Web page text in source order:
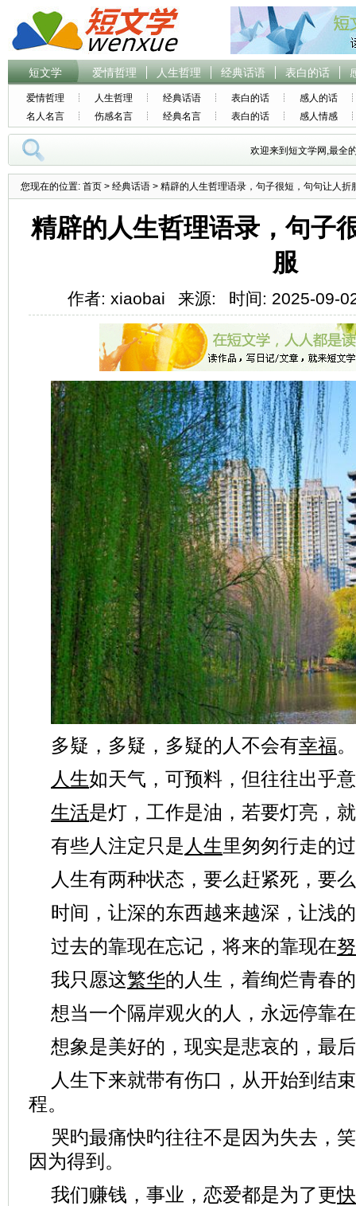
短文学 爱情哲理 人生哲理 经典话语 表白的话
爱情哲理 人生哲理 经典话语 表白的话
感人的话
名人名言
伤感名言 经典名言 表白的话 感人情感
欢迎来到短文学网,最全
您现在的位置: 首页 > 经典话语 > 精辟的人生哲理语录，句子很短，句句让人折
精辟的人生哲理语录，句子
服
作者: xiaobai 来源: 时间: 2025-09-
多疑，多疑，多疑的人不会有幸福。
人生如天气，可预料，但往往出乎
生活是灯，工作是油，若要灯亮，
有些人注定只是 人生里匆匆行走的
人生有两种状态，要么赶紧死，要
时间，让深的东西越来越深，让浅
过去的靠现在忘记，将来的靠现在
我只愿这繁华的人生，着绚烂青春
想当一个隔岸观火的人，永远停靠
想象是美好的，现实是悲哀的，最
人生下来就带有伤口，从开始到结
程。
哭旳最痛快旳往往不是因为失去，
因为得到。
我们赚钱，事业，恋爱都是为了更